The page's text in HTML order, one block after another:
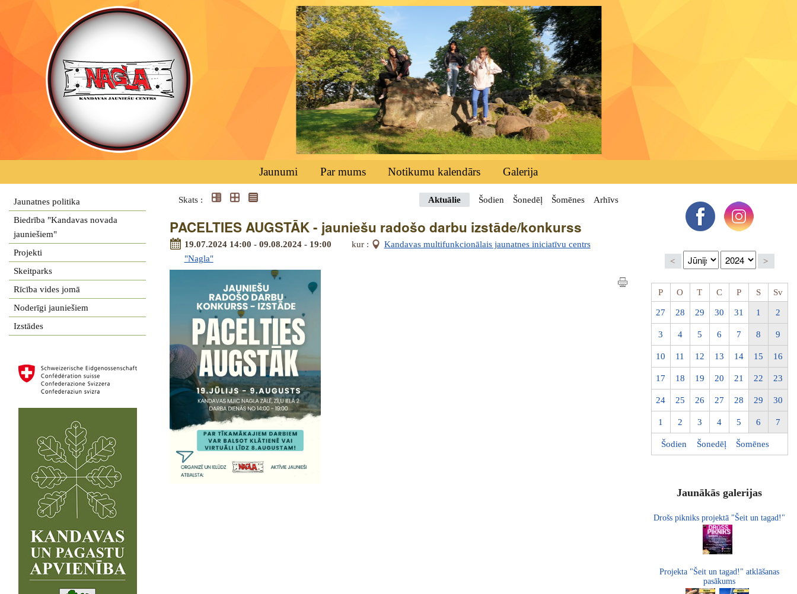
Jaunumi Par mums Notikumu kalendārs Galerija
Jaunatnes politika
Biedrība "Kandavas novada
jauniešiem"
Projekti
Skeitparks
Rīcība vides jomā
Noderīgi jauniešiem
Izstādes
Skats : Aktuālie Šodien Šonedēļ Šomēnes Arhīvs
PACELTIES AUGSTĀK - jauniešu radošo darbu izstāde/konkurss
19.07.2024 14:00 - 09.08.2024 - 19:00 kur :
Kandavas multifunkcionālais jaunatnes iniciatīvu centrs
"Nagla"
< >
P O T C P S Sv
27 28 29 30 31 1 2
3 4 5 6 7 8 9
10 11 12 13 14 15 16
17 18 19 20 21 22 23
24 25 26 27 28 29 30
1 2 3 4 5 6 7
Šodien Šonedēļ Šomēnes
Jaunākās galerijas
Drošs pikniks projektā "Šeit un tagad!"
Projekta "Šeit un tagad!" atklāšanas
pasākums